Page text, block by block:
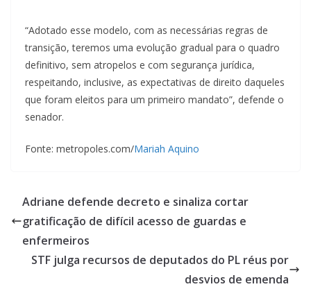
“Adotado esse modelo, com as necessárias regras de
transição, teremos uma evolução gradual para o quadro
definitivo, sem atropelos e com segurança jurídica,
respeitando, inclusive, as expectativas de direito daqueles
que foram eleitos para um primeiro mandato”, defende o
senador.
Fonte: metropoles.com/Mariah Aquino
Adriane defende decreto e sinaliza cortar
gratificação de difícil acesso de guardas e
enfermeiros
STF julga recursos de deputados do PL réus por
desvios de emenda